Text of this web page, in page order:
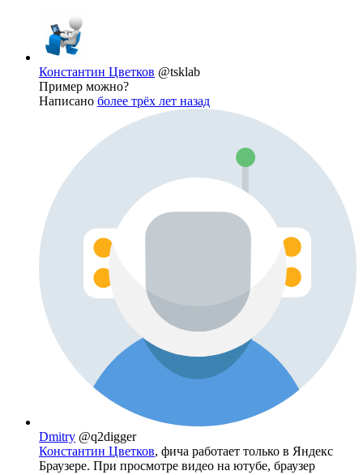
Константин Цветков @tsklab
Пример можно?
Написано более трёх лет назад
Dmitry @q2digger
Константин Цветков, фича работает только в Яндекс
Браузере. При просмотре видео на ютубе, браузер